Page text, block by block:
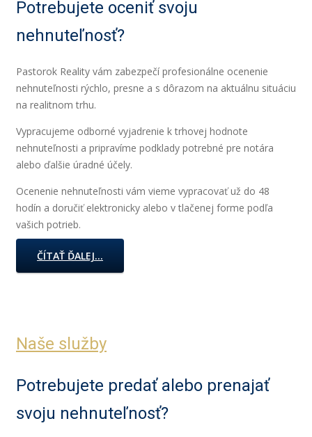
Potrebujete oceniť svoju
nehnuteľnosť?
Pastorok Reality vám zabezpečí profesionálne ocenenie
nehnuteľnosti rýchlo, presne a s dôrazom na aktuálnu situáciu
na realitnom trhu.
Vypracujeme odborné vyjadrenie k trhovej hodnote
nehnuteľnosti a pripravíme podklady potrebné pre notára
alebo ďalšie úradné účely.
Ocenenie nehnuteľnosti vám vieme vypracovať už do 48
hodín a doručiť elektronicky alebo v tlačenej forme podľa
vašich potrieb.
ČÍTAŤ ĎALEJ...
Naše služby
Potrebujete predať alebo prenajať
svoju nehnuteľnosť?